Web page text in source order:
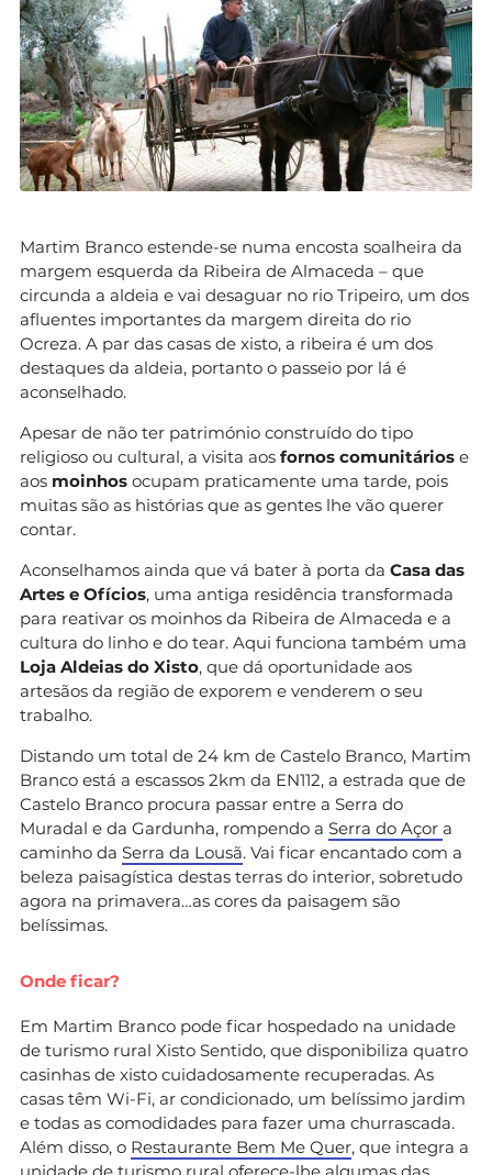
Martim Branco estende-se numa encosta soalheira da
margem esquerda da Ribeira de Almaceda – que
circunda a aldeia e vai desaguar no rio Tripeiro, um dos
afluentes importantes da margem direita do rio
Ocreza. A par das casas de xisto, a ribeira é um dos
destaques da aldeia, portanto o passeio por lá é
aconselhado.
Apesar de não ter património construído do tipo
religioso ou cultural, a visita aos fornos comunitários e
aos moinhos ocupam praticamente uma tarde, pois
muitas são as histórias que as gentes lhe vão querer
contar.
Aconselhamos ainda que vá bater à porta da Casa das
Artes e Ofícios, uma antiga residência transformada
para reativar os moinhos da Ribeira de Almaceda e a
cultura do linho e do tear. Aqui funciona também uma
Loja Aldeias do Xisto, que dá oportunidade aos
artesãos da região de exporem e venderem o seu
trabalho.
Distando um total de 24 km de Castelo Branco, Martim
Branco está a escassos 2km da EN112, a estrada que de
Castelo Branco procura passar entre a Serra do
Muradal e da Gardunha, rompendo a Serra do Açor a
caminho da Serra da Lousã. Vai ficar encantado com a
beleza paisagística destas terras do interior, sobretudo
agora na primavera…as cores da paisagem são
belíssimas.
Onde ficar?
Em Martim Branco pode ficar hospedado na unidade
de turismo rural Xisto Sentido, que disponibiliza quatro
casinhas de xisto cuidadosamente recuperadas. As
casas têm Wi-Fi, ar condicionado, um belíssimo jardim
e todas as comodidades para fazer uma churrascada.
Além disso, o Restaurante Bem Me Quer, que integra a
unidade de turismo rural oferece-lhe algumas das